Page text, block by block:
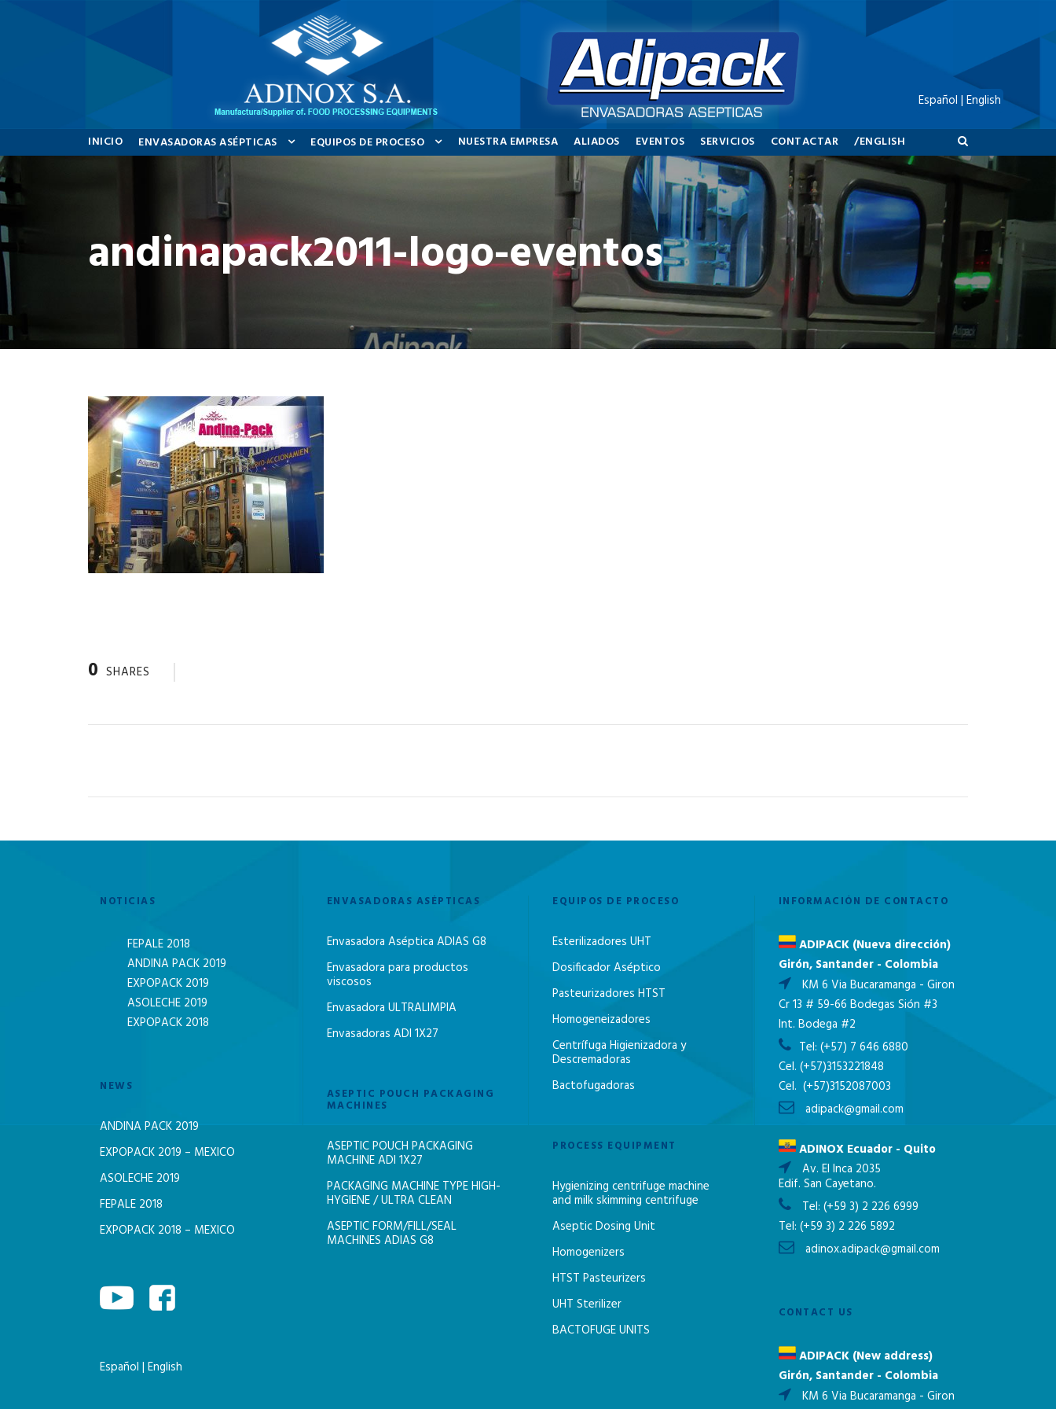
INICIO ENVASADORAS ASÉPTICAS EQUIPOS DE PROCESO NUESTRA EMPRESA ALIADOS EVENTOS SERVICIOS CONTACTAR /ENGLISH
andinapack2011-logo-eventos
0 SHARES
NOTICIAS
FEPALE 2018
ANDINA PACK 2019
EXPOPACK 2019
ASOLECHE 2019
EXPOPACK 2018
NEWS
ANDINA PACK 2019
EXPOPACK 2019 – MEXICO
ASOLECHE 2019
FEPALE 2018
EXPOPACK 2018 – MEXICO
Español | English
Español | English
ENVASADORAS ASÉPTICAS
Envasadora Aséptica ADIAS G8
Envasadora para productos
viscosos
Envasadora ULTRALIMPIA
Envasadoras ADI 1X27
ASEPTIC POUCH PACKAGING
MACHINES
ASEPTIC POUCH PACKAGING
MACHINE ADI 1X27
PACKAGING MACHINE TYPE HIGH-
HYGIENE / ULTRA CLEAN
ASEPTIC FORM/FILL/SEAL
MACHINES ADIAS G8
EQUIPOS DE PROCESO
Esterilizadores UHT
Dosificador Aséptico
Pasteurizadores HTST
Homogeneizadores
Centrífuga Higienizadora y
Descremadoras
Bactofugadoras
PROCESS EQUIPMENT
Hygienizing centrifuge machine
and milk skimming centrifuge
Aseptic Dosing Unit
Homogenizers
HTST Pasteurizers
UHT Sterilizer
BACTOFUGE UNITS
INFORMACIÓN DE CONTACTO
ADIPACK (Nueva dirección)
Girón, Santander - Colombia
KM 6 Via Bucaramanga - Giron
Cr 13 # 59-66 Bodegas Sión #3
Int. Bodega #2
Tel: (+57) 7 646 6880
Cel. (+57)3153221848
Cel. (+57)3152087003
adipack@gmail.com
ADINOX Ecuador - Quito
Av. El Inca 2035
Edif. San Cayetano.
Tel: (+59 3) 2 226 6999
Tel: (+59 3) 2 226 5892
adinox.adipack@gmail.com
CONTACT US
ADIPACK (New address)
Girón, Santander - Colombia
KM 6 Via Bucaramanga - Giron